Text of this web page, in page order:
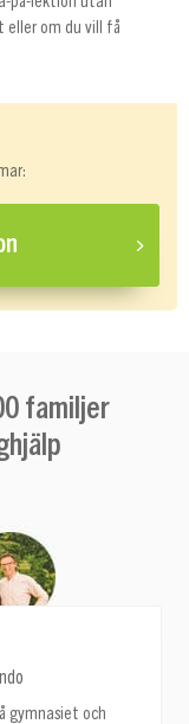
eller om du vill få
familjer
gymnasiet och